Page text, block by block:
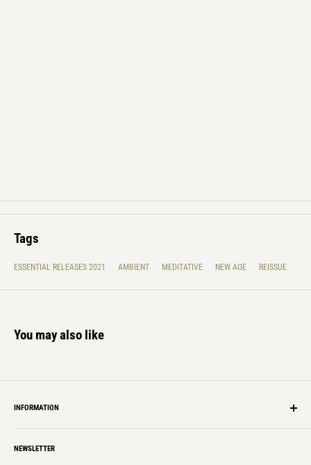
Tags
ESSENTIAL RELEASES 2021 AMBIENT MEDITATIVE NEW AGE REISSUE
You may also like
INFORMATION
Shipping Info
Privacy policy
NEWSLETTER